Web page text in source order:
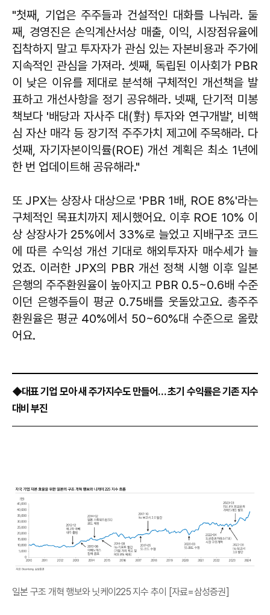
"첫째, 기업은 주주들과 건설적인 대화를 나눠라. 둘
째, 경영진은 손익계산서상 매출, 이익, 시장점유율에
집착하지 말고 투자자가 관심 있는 자본비용과 주가에
지속적인 관심을 가져라. 셋째, 독립된 이사회가 PBR
이 낮은 이유를 제대로 분석해 구체적인 개선책을 발
표하고 개선사항을 정기 공유해라. 넷째, 단기적 미봉
책보다 '배당과 자사주 대(對) 투자와 연구개발', 비핵
심 자산 매각 등 장기적 주주가치 제고에 주목해라. 다
섯째, 자기자본이익률(ROE) 개선 계획은 최소 1년에
한 번 업데이트해 공유해라."
또 JPX는 상장사 대상으로 'PBR 1배, ROE 8%'라는
구체적인 목표치까지 제시했어요. 이후 ROE 10% 이
상 상장사가 25%에서 33%로 늘었고 지배구조 코드
에 따른 수익성 개선 기대로 해외투자자 매수세가 늘
었죠. 이러한 JPX의 PBR 개선 정책 시행 이후 일본
은행의 주주환원율이 높아지고 PBR 0.5~0.6배 수준
이던 은행주들이 평균 0.75배를 웃돌았고요. 총주주
환원율은 평균 40%에서 50~60%대 수준으로 올랐
어요.
◆대표 기업 모아 새 주가지수도 만들어… 초기 수익률은 기존 지수
대비 부진
일본 구조 개혁 행보와 닛케이225 지수 추이 [자료=삼성증권]